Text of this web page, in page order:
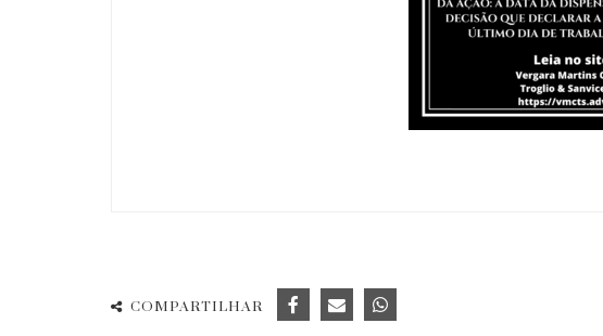
COMPARTILHAR